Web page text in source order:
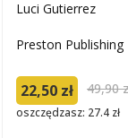
Luci Gutierrez
Preston Publishing
22,50 zł 49,90
oszczędzasz: 27.4 zł